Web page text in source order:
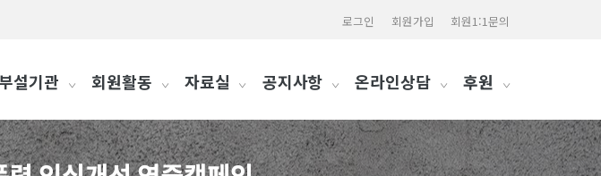
로그인 회원가입 회원1:1문의
설기관 회원활동 자료실 공지사항 온라인상담 후원